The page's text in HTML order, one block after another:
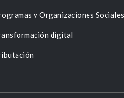
y Organizaciones Sociales
digital